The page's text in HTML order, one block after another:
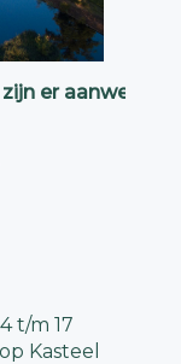
er aanwezig?
t/m 17
Kasteel